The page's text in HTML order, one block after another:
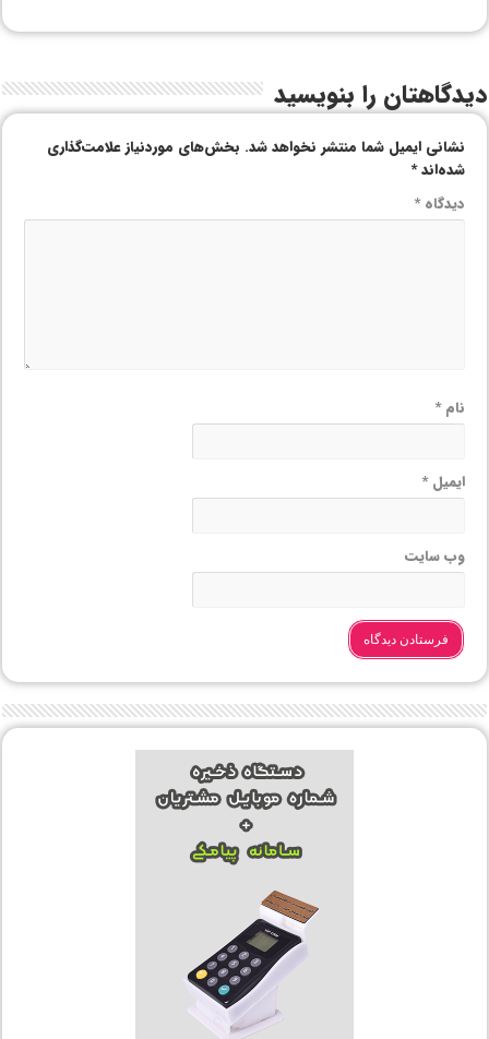
دیدگاهتان را بنویسید
نشانی ایمیل شما منتشر نخواهد شد. بخش‌های موردنیاز علامت‌گذاری
شده‌اند*
دیدگاه*
نام*
ایمیل*
وب‌ سایت